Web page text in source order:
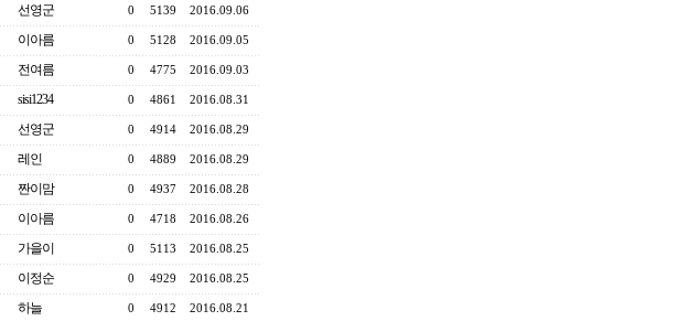
선영군 0 5139 2016.09.06
이아름 0 5128 2016.09.05
전여름 0 4775 2016.09.03
sisi1234 0 4861 2016.08.31
선영군 0 4914 2016.08.29
레인 0 4889 2016.08.29
짠이맘 0 4937 2016.08.28
이아름 0 4718 2016.08.26
가을이 0 5113 2016.08.25
이정순 0 4929 2016.08.25
하늘 0 4912 2016.08.21